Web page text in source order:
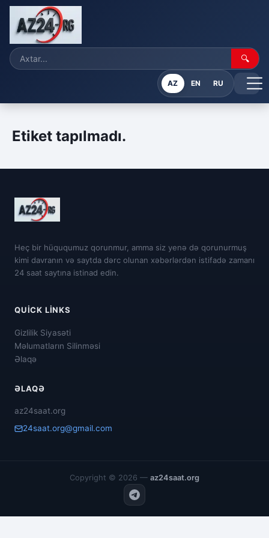
🔍
AZ EN RU
Etiket tapılmadı.
Heç bir hüququmuz qorunmur, amma siz yenə də qorunurmuş
kimi davranın və saytda dərc olunan xəbərlərdən istifadə zamanı
24 saat saytına istinad edin.
QUICK LINKS
Gizlilik Siyasəti
Məlumatların Silinməsi
Əlaqə
ƏLAQƏ
az24saat.org
24saat.org@gmail.com
Copyright © 2026 — az24saat.org